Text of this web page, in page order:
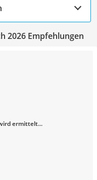
2026 Empfehlungen
ermittelt...